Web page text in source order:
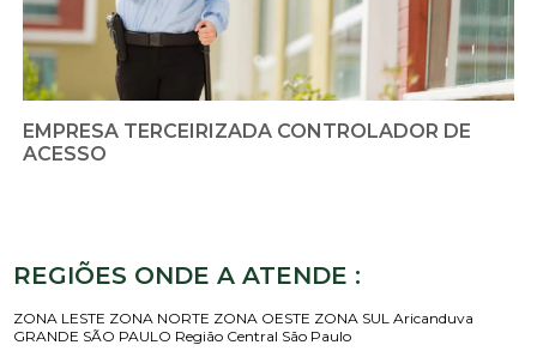
EMPRESA TERCEIRIZADA CONTROLADOR DE
ACESSO
REGIÕES ONDE A ATENDE :
ZONA LESTE ZONA NORTE ZONA OESTE ZONA SUL Aricanduva
GRANDE SÃO PAULO Região Central São Paulo